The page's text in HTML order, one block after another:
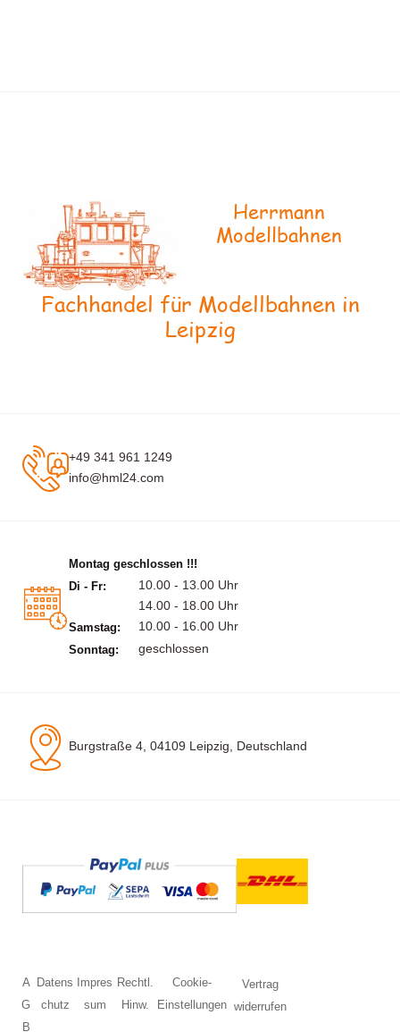
Herrmann
Modellbahnen
Fachhandel für Modellbahnen in
Leipzig
+49 341 961 1249
info@hml24.com
Montag geschlossen !!!
Di - Fr:
10.00 - 13.00 Uhr
14.00 - 18.00 Uhr
Samstag: 10.00 - 16.00 Uhr
Sonntag: geschlossen
Burgstraße 4, 04109 Leipzig, Deutschland
A
G
B
Datens
chutz
Impres
sum
Rechtl.
Hinw.
Cookie-
Einstellungen
Vertrag
widerrufen